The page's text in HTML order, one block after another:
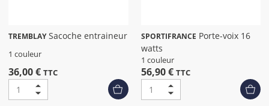
TREMBLAY Sacoche entraineur
1 couleur
36,00 € TTC
SPORTIFRANCE
watts
1 couleur
56,90 € TTC